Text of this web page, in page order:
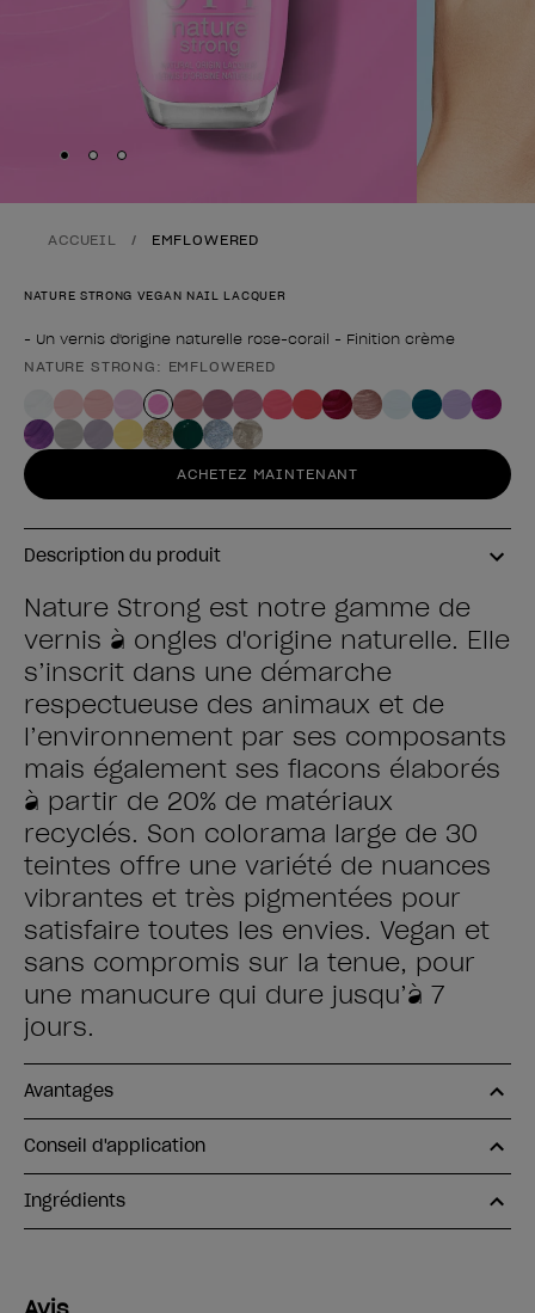
Skip to slide
Skip to slide
Skip to slide
ACCUEIL EMFLOWERED
NATURE STRONG VEGAN NAIL LACQUER
- Un vernis d'origine naturelle rose-corail - Finition crème
Forme du produit
NATURE STRONG: EMFLOWERED
ACHETEZ MAINTENANT
Description du produit
Nature Strong est notre gamme de
vernis à ongles d'origine naturelle. Elle
s’inscrit dans une démarche
respectueuse des animaux et de
l’environnement par ses composants
mais également ses flacons élaborés
à partir de 20% de matériaux
recyclés. Son colorama large de 30
teintes offre une variété de nuances
vibrantes et très pigmentées pour
satisfaire toutes les envies. Vegan et
sans compromis sur la tenue, pour
une manucure qui dure jusqu’à 7
jours.
Avantages
Conseil d'application
Ingrédients